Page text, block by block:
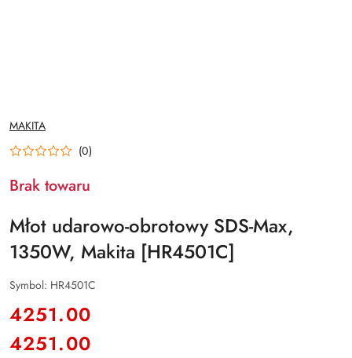
NAZWA
PRODUCENTA:
MAKITA
(0)
Brak towaru
Młot udarowo-obrotowy SDS-Max,
1350W, Makita [HR4501C]
Symbol: HR4501C
cena:
4251.00
Cena:
4251.00